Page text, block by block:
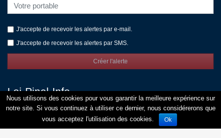
J'accepte de recevoir les alertes par e-mail.
J'accepte de recevoir les alertes par SMS.
Créer l'alerte
Loi-Pinel-Info
Publier vos programmes
Mentions légales
Respect de la vie privée
Nous utilisons des cookies pour vous garantir la meilleure expérience sur
notre site. Si vous continuez à utiliser ce dernier, nous considérerons que
vous acceptez l'utilisation des cookies.
Ok